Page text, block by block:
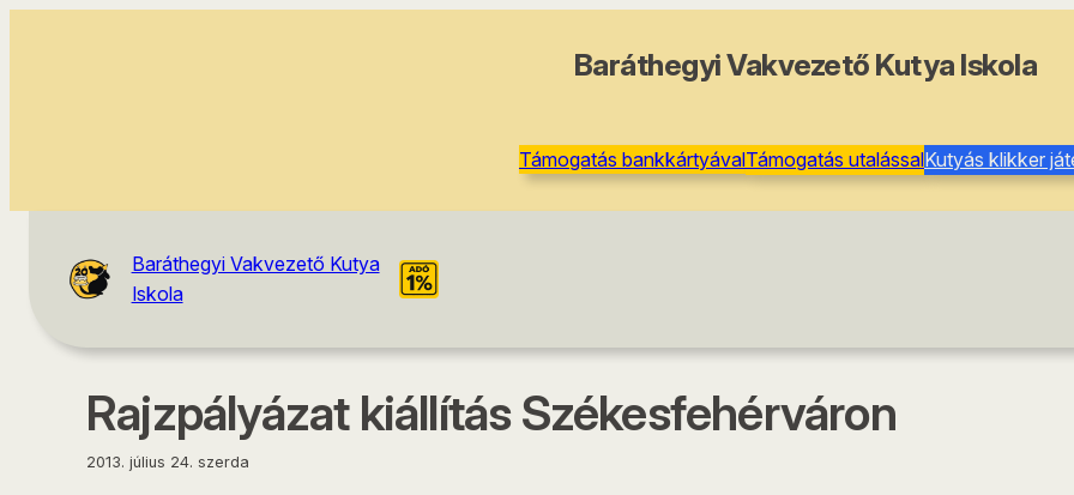
Baráthegyi Vakvezető Kutya Iskola
Támogatás bankkártyávalTámogatás utalássalKutyás klikker
Baráthegyi Vakvezető Kutya
Iskola
Rajzpályázat kiállítás Székesfehérváron
2013. július 24. szerda